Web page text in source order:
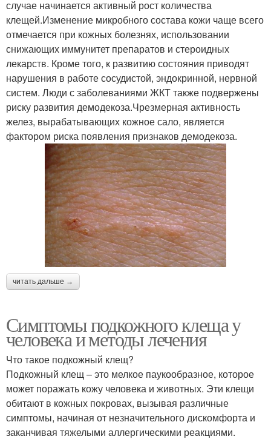
случае начинается активный рост количества
клещей.Изменение микробного состава кожи чаще всего
отмечается при кожных болезнях, использовании
снижающих иммунитет препаратов и стероидных
лекарств. Кроме того, к развитию состояния приводят
нарушения в работе сосудистой, эндокринной, нервной
систем. Люди с заболеваниями ЖКТ также подвержены
риску развития демодекоза.Чрезмерная активность
желез, вырабатывающих кожное сало, является
фактором риска появления признаков демодекоза.
читать дальше →
Симптомы подкожного клеща у
человека и методы лечения
Что такое подкожный клещ?
Подкожный клещ – это мелкое паукообразное, которое
может поражать кожу человека и животных. Эти клещи
обитают в кожных покровах, вызывая различные
симптомы, начиная от незначительного дискомфорта и
заканчивая тяжелыми аллергическими реакциями.